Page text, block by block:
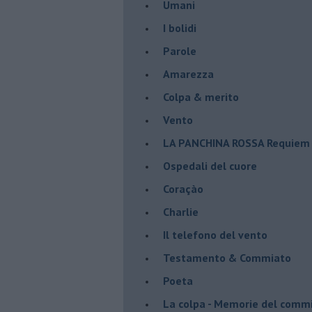
Umani
I bolidi
Parole
Amarezza
Colpa & merito
Vento
​LA PANCHINA ROSSA
Ospedali del cuore
Coraçào
Charlie
Il telefono del vento
Testamento & Commiato
Poeta
​La colpa - Memorie del